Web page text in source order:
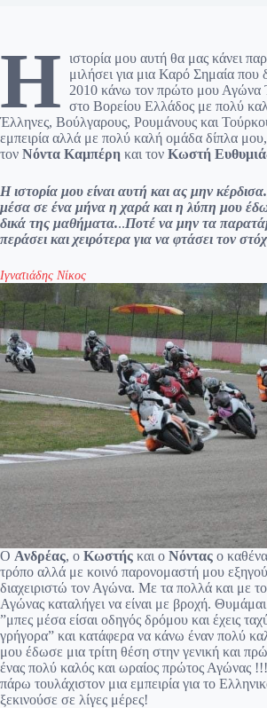
Η ιστορία μου αυτή θα μας κάνει
μιλήσει για μια Καρό Σημαία που
2010 κάνω τον πρώτο μου Αγώνα
στο Βορείου Ελλάδος με πολύ
Έλληνες, Βούλγαρους, Ρουμάνους και
εμπειρία αλλά με πολύ καλή ομάδα δίπλα
τον Νόντα Καμπέρη και τον Κωστή
Η ιστορία μου είναι αυτή και ας μην
μέσα σε ένα μήνα η χαρά και η λύπη μου
δικά της μαθήματα...Ποτέ να μην τα
περάσει και χειρότερα για να φτάσει τον
Ιγνατιάδης Νίκος
Ο Ανδρέας, ο Κωστής και ο Νόντας ο
τρόπο αλλά με κοινό παρονομαστή μου
διαχειριστώ τον Αγώνα. Με τα πολλά και με
Αγώνας καταλήγει να είναι με βροχή.
”μπες μέσα είσαι οδηγός δρόμου και έχεις
γρήγορα” και κατάφερα να κάνω έναν πολύ
μου έδωσε μια τρίτη θέση στην γενική και
ένας πολύ καλός και ωραίος πρώτος Αγώνας
πάρω τουλάχιστον μια εμπειρία για το
ξεκινούσε σε λίγες μέρες!